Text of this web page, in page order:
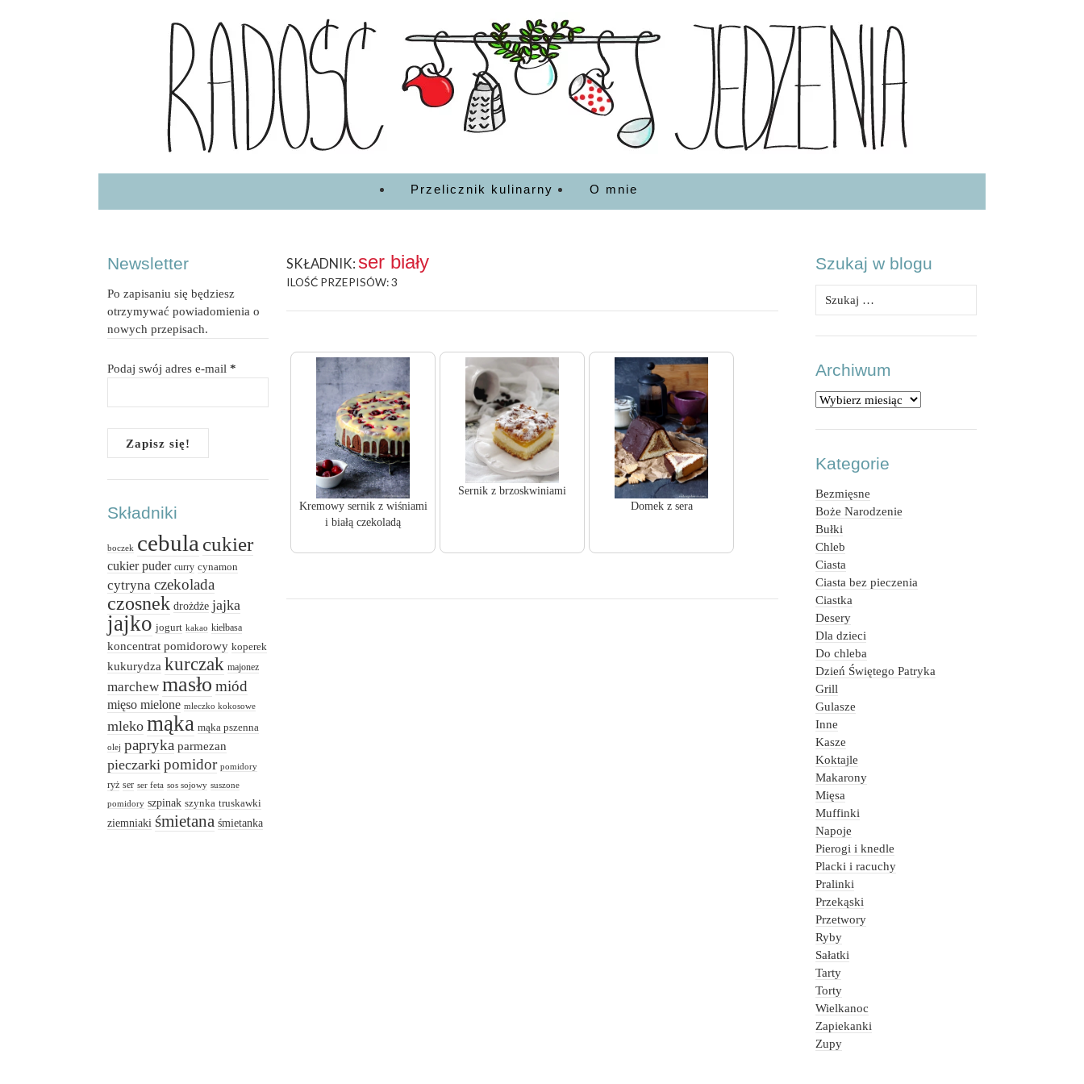
RADOSCJEDZENIA.COM
Przelicznik kulinarny O mnie
Newsletter
Po zapisaniu się będziesz
otrzymywać powiadomienia o
nowych przepisach.
Podaj swój adres e-mail*
Składniki
boczek cebula cukier
cukier puder curry cynamon
cytryna czekolada
czosnek drożdże jajka
jajko jogurt kakao kiełbasa
koncentrat pomidorowy koperek
kukurydza kurczak majonez
marchew masło miód
mięso mielone mleczko kokosowe
mleko mąka mąka pszenna
olej papryka parmezan
pieczarki pomidor pomidory
ryż ser ser feta sos sojowy suszone
pomidory szpinak szynka truskawki
ziemniaki śmietana śmietanka
SKŁADNIK: ser biały
ILOŚĆ PRZEPISÓW: 3
Kremowy sernik z wiśniami
i białą czekoladą
Sernik z brzoskwiniami
Domek z sera
Szukaj w blogu
Archiwum
Archiwum
Kategorie
Bezmięsne
Boże Narodzenie
Bułki
Chleb
Ciasta
Ciasta bez pieczenia
Ciastka
Desery
Dla dzieci
Do chleba
Dzień Świętego Patryka
Grill
Gulasze
Inne
Kasze
Koktajle
Makarony
Mięsa
Muffinki
Napoje
Pierogi i knedle
Placki i racuchy
Pralinki
Przekąski
Przetwory
Ryby
Sałatki
Tarty
Torty
Wielkanoc
Zapiekanki
Zupy